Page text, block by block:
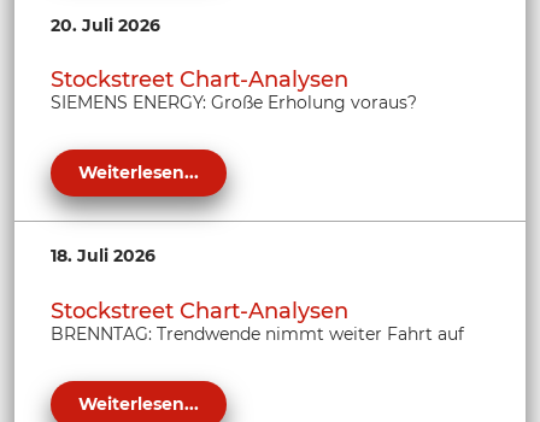
20. Juli 2026
Stockstreet Chart-Analysen
SIEMENS ENERGY: Große Erholung voraus?
Weiterlesen...
18. Juli 2026
Stockstreet Chart-Analysen
BRENNTAG: Trendwende nimmt weiter Fahrt auf
Weiterlesen...